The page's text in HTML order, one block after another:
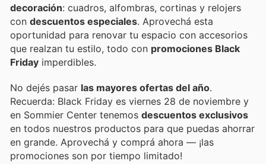
decoración: cuadros, alfombras, cortinas y relojers
con descuentos especiales. Aprovechá esta
oportunidad para renovar tu espacio con accesorios
que realzan tu estilo, todo con promociones Black
Friday imperdibles.
No dejés pasar las mayores ofertas del año.
Recuerda: Black Friday es viernes 28 de noviembre y
en Sommier Center tenemos descuentos exclusivos
en todos nuestros productos para que puedas ahorrar
en grande. Aprovechá y comprá ahora — ¡las
promociones son por tiempo limitado!